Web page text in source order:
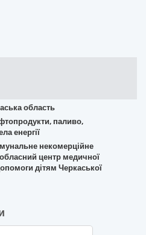
область
паливо,
енергії
некомерційне
центр медичної
дітям Черкаської